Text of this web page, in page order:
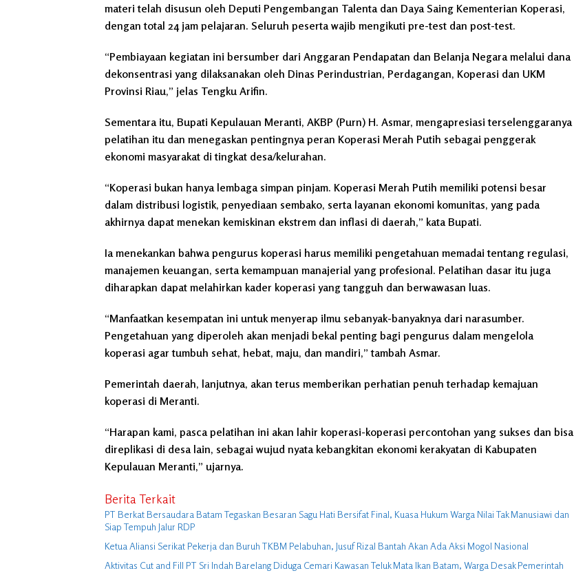
materi telah disusun oleh Deputi Pengembangan Talenta dan Daya Saing Kementerian Koperasi,
dengan total 24 jam pelajaran. Seluruh peserta wajib mengikuti pre-test dan post-test.
“Pembiayaan kegiatan ini bersumber dari Anggaran Pendapatan dan Belanja Negara melalui dana
dekonsentrasi yang dilaksanakan oleh Dinas Perindustrian, Perdagangan, Koperasi dan UKM
Provinsi Riau,” jelas Tengku Arifin.
Sementara itu, Bupati Kepulauan Meranti, AKBP (Purn) H. Asmar, mengapresiasi terselenggaranya
pelatihan itu dan menegaskan pentingnya peran Koperasi Merah Putih sebagai penggerak
ekonomi masyarakat di tingkat desa/kelurahan.
“Koperasi bukan hanya lembaga simpan pinjam. Koperasi Merah Putih memiliki potensi besar
dalam distribusi logistik, penyediaan sembako, serta layanan ekonomi komunitas, yang pada
akhirnya dapat menekan kemiskinan ekstrem dan inflasi di daerah,” kata Bupati.
Ia menekankan bahwa pengurus koperasi harus memiliki pengetahuan memadai tentang regulasi,
manajemen keuangan, serta kemampuan manajerial yang profesional. Pelatihan dasar itu juga
diharapkan dapat melahirkan kader koperasi yang tangguh dan berwawasan luas.
“Manfaatkan kesempatan ini untuk menyerap ilmu sebanyak-banyaknya dari narasumber.
Pengetahuan yang diperoleh akan menjadi bekal penting bagi pengurus dalam mengelola
koperasi agar tumbuh sehat, hebat, maju, dan mandiri,” tambah Asmar.
Pemerintah daerah, lanjutnya, akan terus memberikan perhatian penuh terhadap kemajuan
koperasi di Meranti.
“Harapan kami, pasca pelatihan ini akan lahir koperasi-koperasi percontohan yang sukses dan bisa
direplikasi di desa lain, sebagai wujud nyata kebangkitan ekonomi kerakyatan di Kabupaten
Kepulauan Meranti,” ujarnya.
Berita Terkait
PT Berkat Bersaudara Batam Tegaskan Besaran Sagu Hati Bersifat Final, Kuasa Hukum Warga Nilai Tak Manusiawi dan
Siap Tempuh Jalur RDP
Ketua Aliansi Serikat Pekerja dan Buruh TKBM Pelabuhan, Jusuf Rizal Bantah Akan Ada Aksi Mogol Nasional
Aktivitas Cut and Fill PT Sri Indah Barelang Diduga Cemari Kawasan Teluk Mata Ikan Batam, Warga Desak Pemerintah